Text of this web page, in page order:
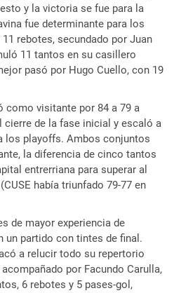
y la victoria se fue para la
fue determinante para los
rebotes, secundado por Juan
11 tantos en su casillero
pasó por Hugo Cuello, con 19
como visitante por 84 a 79 a
cierre de la fase inicial y escaló a
los playoffs. Ambos conjuntos
la diferencia de cinco tantos
entrerriana para superar al
había triunfado 79-77 en
de mayor experiencia de
un partido con tintes de final.
a relucir todo su repertorio
por Facundo Carulla,
6 rebotes y 5 pases-gol,